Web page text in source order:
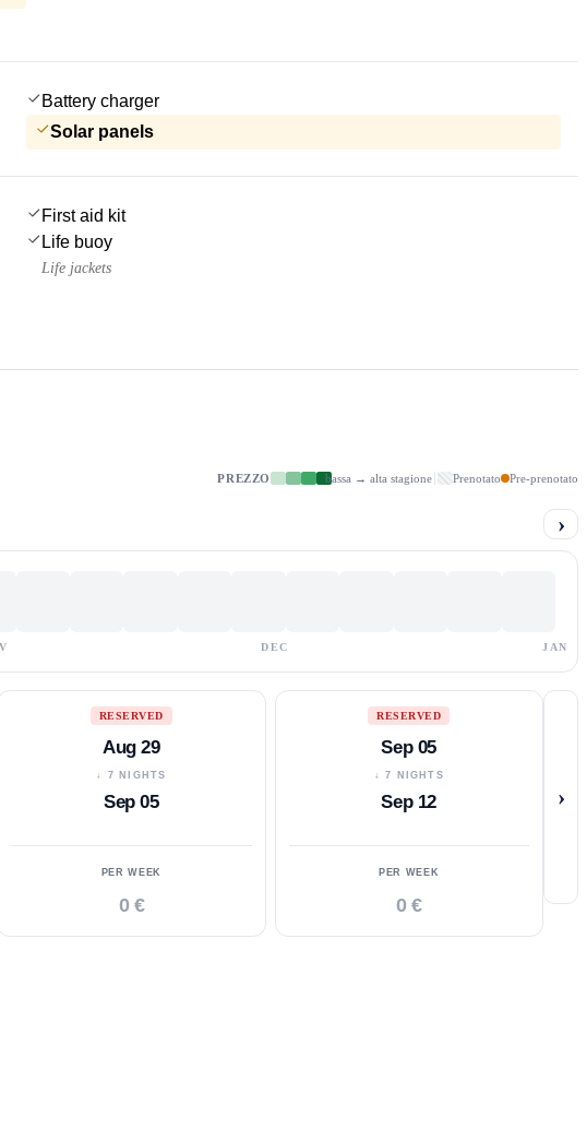
Battery charger
Solar panels
First aid kit
Life buoy
Life jackets
PREZZO bassa → alta stagione Prenotato Pre-prenotato
›
DEC JAN
RESERVED
Aug 29
↓ 7 NIGHTS
Sep 05
PER WEEK
0 €
RESERVED
Sep 05
↓ 7 NIGHTS
Sep 12
PER WEEK
0 €
›